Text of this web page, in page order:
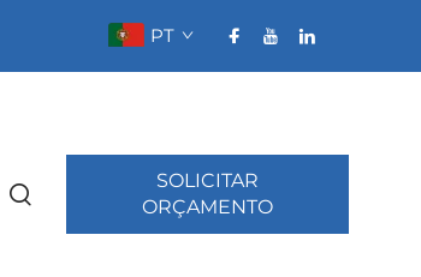
PT
SOLICITAR
ORÇAMENTO